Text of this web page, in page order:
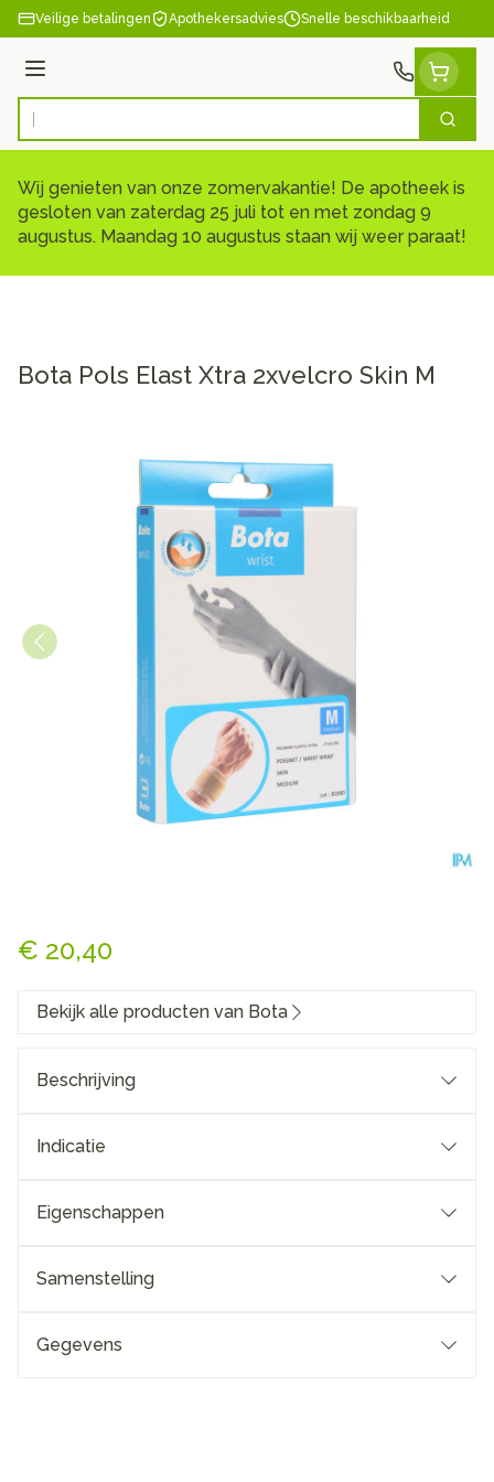
Ga naar de inhoud
Veilige betalingen Apothekersadvies Snelle beschikbaarheid
Menu
Product, merk, categorie... Zoek
Wij genieten van onze zomervakantie! De apotheek is
gesloten van zaterdag 25 juli tot en met zondag 9
augustus. Maandag 10 augustus staan wij weer paraat!
Bota Pols Elast Xtra 2xvelcro Skin M
€ 20,40
Bekijk alle producten van Bota
Beschrijving
Indicatie
Eigenschappen
Samenstelling
Gegevens